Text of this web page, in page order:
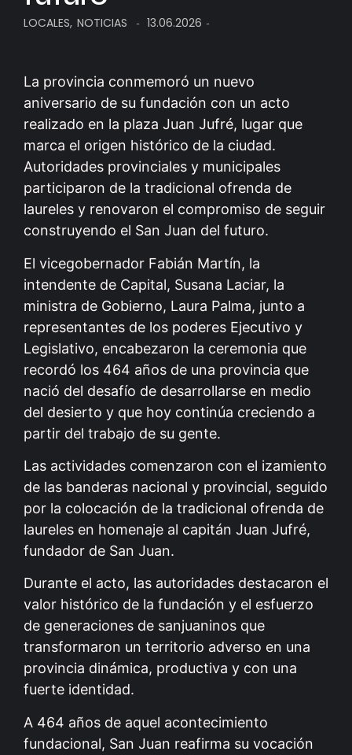
LOCALES, NOTICIAS - 13.06.2026 -
La provincia conmemoró un nuevo
aniversario de su fundación con un acto
realizado en la plaza Juan Jufré, lugar que
marca el origen histórico de la ciudad.
Autoridades provinciales y municipales
participaron de la tradicional ofrenda de
laureles y renovaron el compromiso de seguir
construyendo el San Juan del futuro.
El vicegobernador Fabián Martín, la
intendente de Capital, Susana Laciar, la
ministra de Gobierno, Laura Palma, junto a
representantes de los poderes Ejecutivo y
Legislativo, encabezaron la ceremonia que
recordó los 464 años de una provincia que
nació del desafío de desarrollarse en medio
del desierto y que hoy continúa creciendo a
partir del trabajo de su gente.
Las actividades comenzaron con el izamiento
de las banderas nacional y provincial, seguido
por la colocación de la tradicional ofrenda de
laureles en homenaje al capitán Juan Jufré,
fundador de San Juan.
Durante el acto, las autoridades destacaron el
valor histórico de la fundación y el esfuerzo
de generaciones de sanjuaninos que
transformaron un territorio adverso en una
provincia dinámica, productiva y con una
fuerte identidad.
A 464 años de aquel acontecimiento
fundacional, San Juan reafirma su vocación